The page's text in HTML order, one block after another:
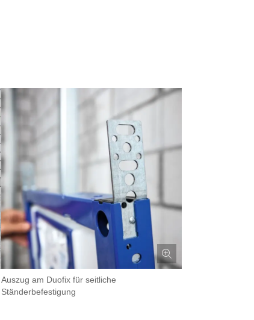
Auszug am Duofix für seitliche
Ständerbefestigung